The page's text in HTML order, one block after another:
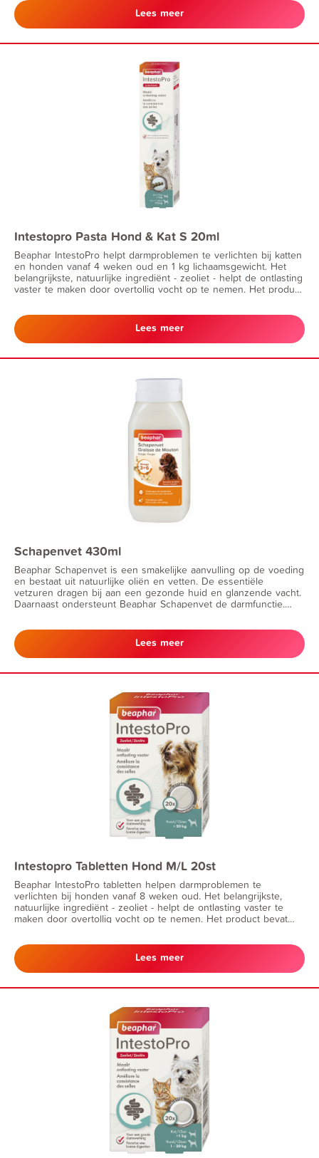
het versterken van de darmflora. IntestoPro is zeer geschikt
voor honden met wisselende of dunne ontlasting. Met handige
doseerspuit, voor rechtstreekse toediening in de bek.
Lees meer
Intestopro Pasta Hond & Kat S 20ml
Beaphar IntestoPro helpt darmproblemen te verlichten bij katten
en honden vanaf 4 weken oud en 1 kg lichaamsgewicht. Het
belangrijkste, natuurlijke ingrediënt - zeoliet - helpt de ontlasting
vaster te maken door overtollig vocht op te nemen. Het product
het versterken van de darmflora. IntestoPro is zeer geschikt
voor katten en honden met wisselende of dunne ontlasting.
Lees meer
Schapenvet 430ml
Beaphar Schapenvet is een smakelijke aanvulling op de voeding
en bestaat uit natuurlijke oliën en vetten. De essentiële
vetzuren dragen bij aan een gezonde huid en glanzende vacht.
Daarnaast ondersteunt Beaphar Schapenvet de darmfunctie.
aantrekkelijk en zullen zij ze niet meer laten staan. Omdat
Beaphar Schapenvet natuurlijke ingrediënten bevat kan er
verschil tussen de producten zijn.
Lees meer
Intestopro Tabletten Hond M/L 20st
Beaphar IntestoPro tabletten helpen darmproblemen te
verlichten bij honden vanaf 8 weken oud. Het belangrijkste,
natuurlijke ingrediënt - zeoliet - helpt de ontlasting vaster te
maken door overtollig vocht op te nemen. Het product bevat
IntestoPro is zeer geschikt voor honden met wisselende of
dunne ontlasting. mag ook gebruikt worden tijdens dracht en
lactatie.
Lees meer